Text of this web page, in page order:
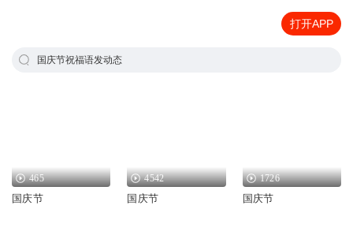
打开APP
国庆节祝福语发动态
465
国庆节
4542
国庆节
1726
国庆节